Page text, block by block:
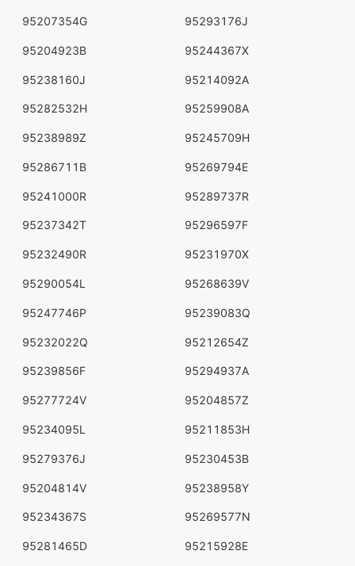
95207354G 95293176J
95204923B 95244367X
95238160J 95214092A
95282532H 95259908A
95238989Z 95245709H
95286711B 95269794E
95241000R 95289737R
95237342T 95296597F
95232490R 95231970X
95290054L 95268639V
95247746P 95239083Q
95232022Q 95212654Z
95239856F 95294937A
95277724V 95204857Z
95234095L 95211853H
95279376J 95230453B
95204814V 95238958Y
95234367S 95269577N
95281465D 95215928E